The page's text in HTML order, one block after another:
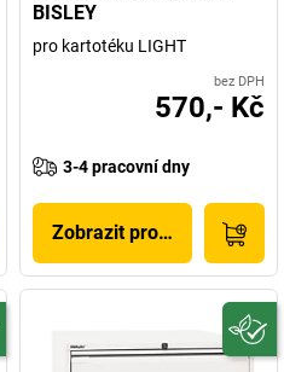
BISLEY
pro kartotéku LIGHT
bez DPH
570,- Kč
3-4 pracovní dny
Zobrazit produkt